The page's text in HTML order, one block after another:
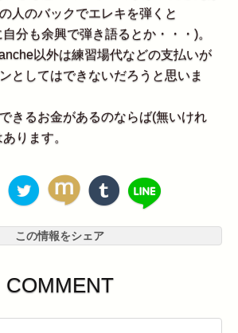
人のバックでエレキを弾くと
分も余興で弾き語るとか・・・)。
以外は練習場代などの支払いが
としてはできないだろうと思いま
きるお金があるのならば(無いけれ
ります。
この情報をシェア
COMMENT